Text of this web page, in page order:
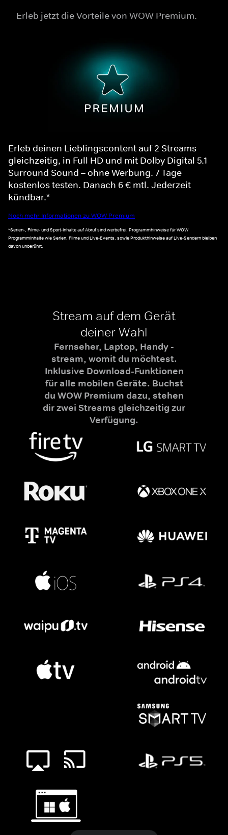
Erleb jetzt die Vorteile von WOW Premium.
Erleb deinen Lieblingscontent auf 2 Streams
gleichzeitig, in Full HD und mit Dolby Digital 5.1
Surround Sound – ohne Werbung. 7 Tage
kostenlos testen. Danach 6 € mtl. Jederzeit
kündbar.*
Noch mehr Informationen zu WOW Premium
*Serien-, Filme- und Sport-Inhalte auf Abruf sind werbefrei. Programmhinweise für WOW
Programminhalte wie Serien, Filme und Live-Events, sowie Produkthinweise auf Live-Sendern bleiben
davon unberührt.
Stream auf dem Gerät
deiner Wahl
Fernseher, Laptop, Handy -
stream, womit du möchtest.
Inklusive Download-Funktionen
für alle mobilen Geräte. Buchst
du WOW Premium dazu, stehen
dir zwei Streams gleichzeitig zur
Verfügung.